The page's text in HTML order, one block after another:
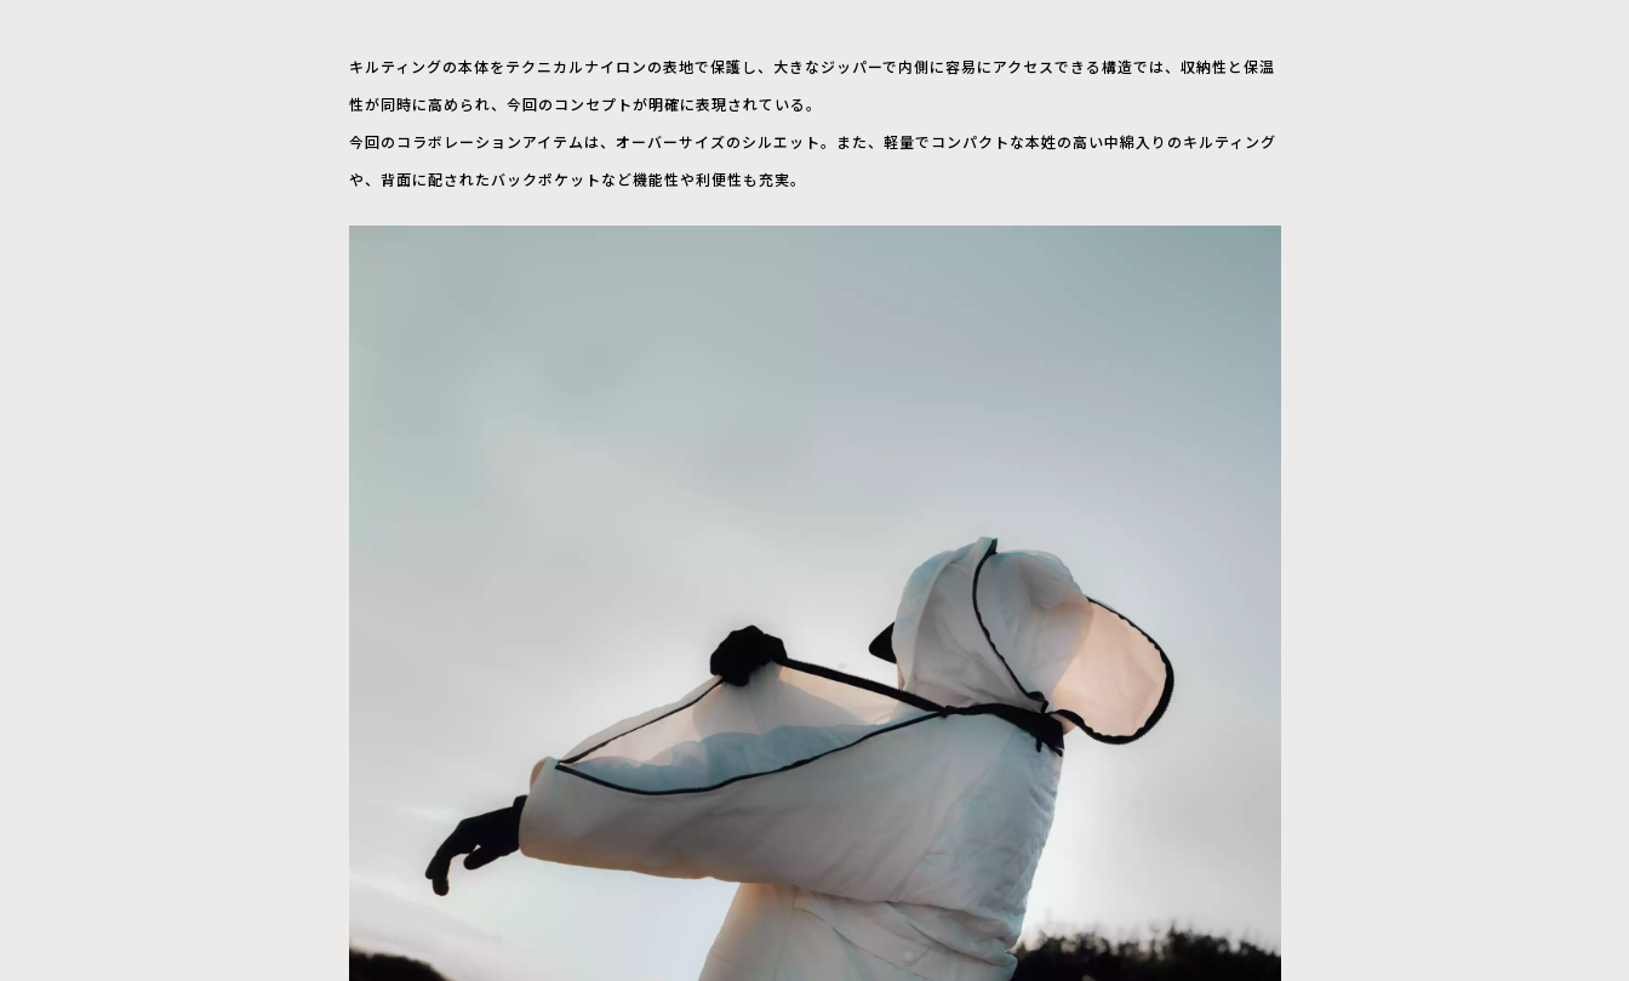
キルティングの本体をテクニカルナイロンの表地で保護し、大きなジッパーで内側に容易にアクセスできる構造では、収納性と保温
性が同時に高められ、今回のコンセプトが明確に表現されている。
今回のコラボレーションアイテムは、オーバーサイズのシルエット。また、軽量でコンパクトな本姓の高い中綿入りのキルティング
や、背面に配されたバックポケットなど機能性や利便性も充実。